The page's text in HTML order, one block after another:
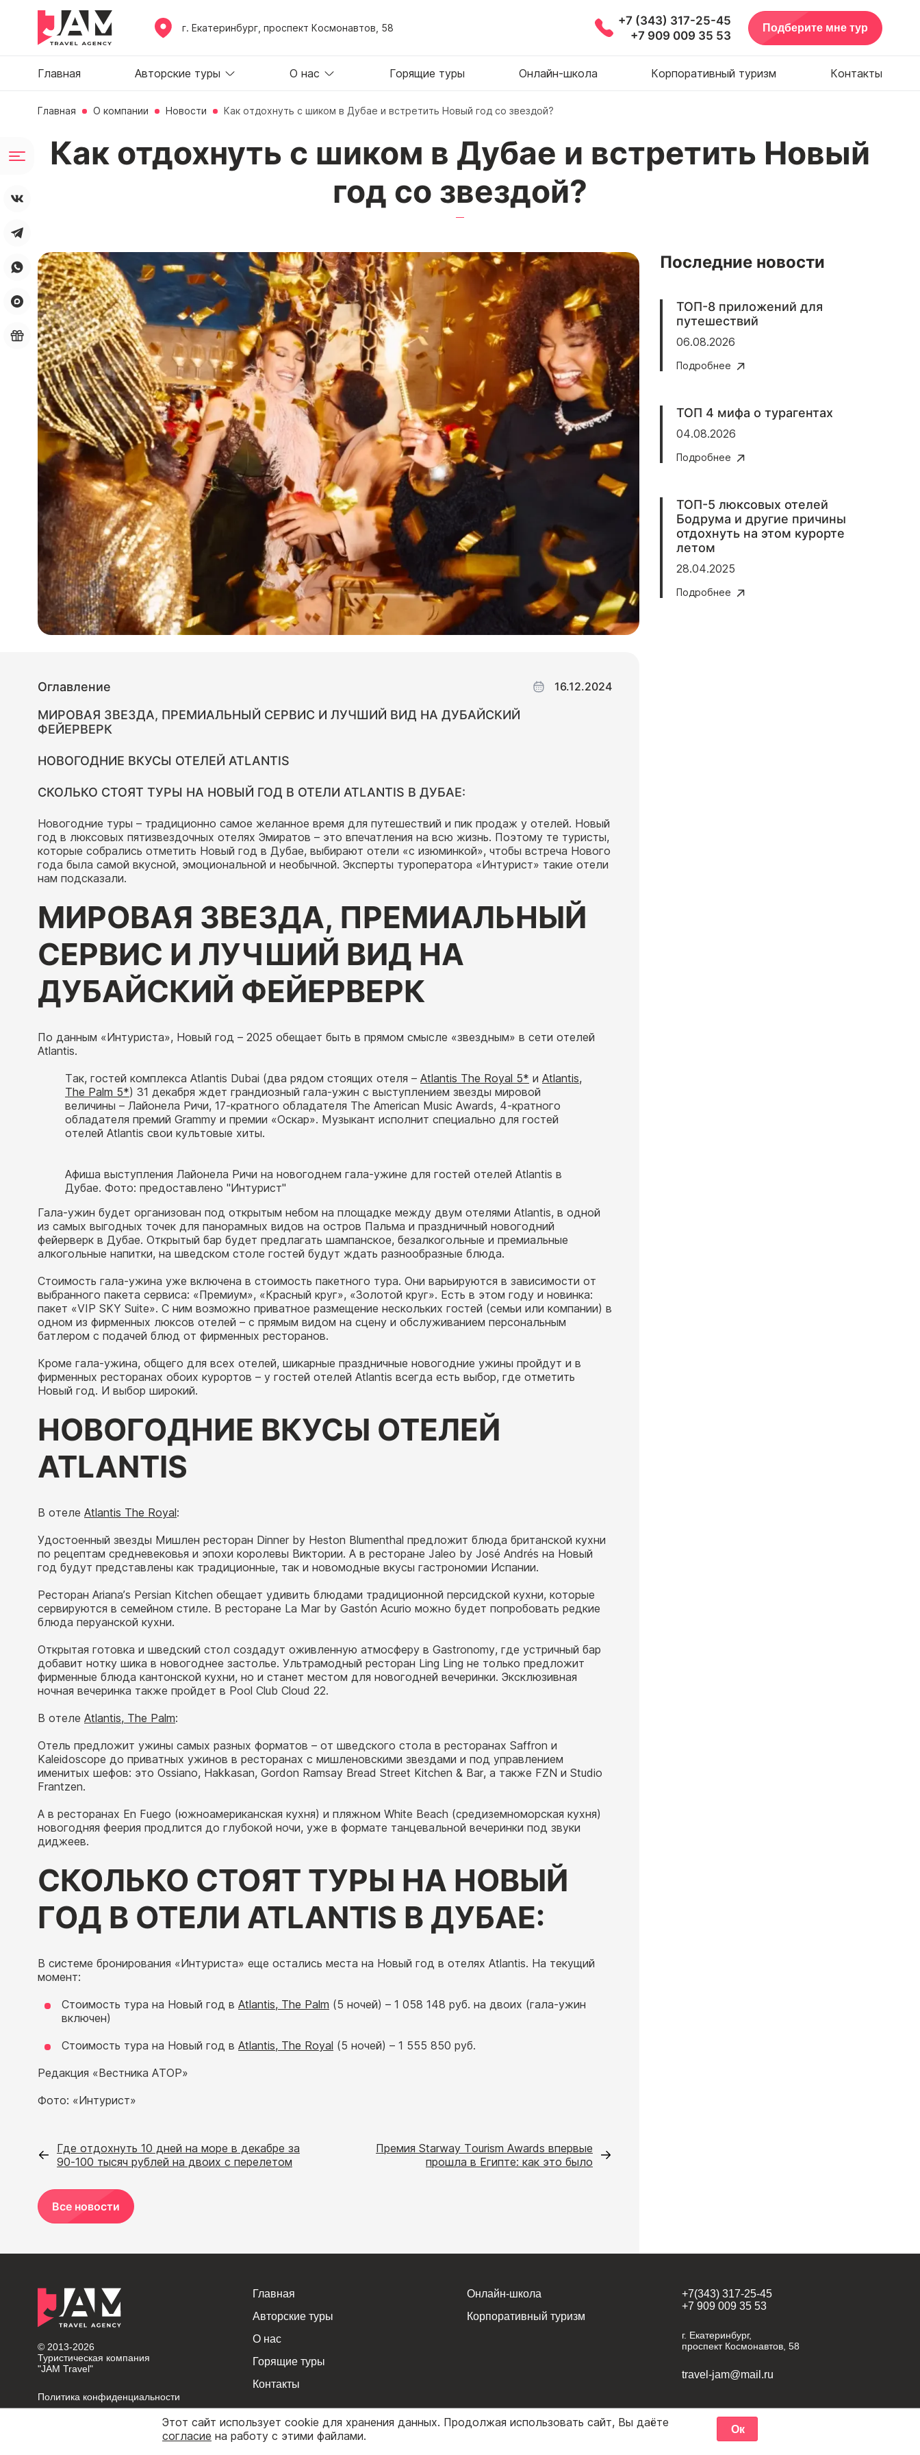
г. Екатеринбург, проспект Космонавтов, 58
+7 (343) 317-25-45
+7 909 009 35 53
Подберите мне тур
Главная Авторские туры О нас Горящие туры Онлайн-школа Корпоративный туризм Контакты
Главная О компании Новости Как отдохнуть с шиком в Дубае и встретить Новый год со звездой?
Как отдохнуть с шиком в Дубае и встретить Новый
год со звездой?
Оглавление
МИРОВАЯ ЗВЕЗДА, ПРЕМИАЛЬНЫЙ СЕРВИС И ЛУЧШИЙ ВИД НА ДУБАЙСКИЙ
ФЕЙЕРВЕРК
НОВОГОДНИЕ ВКУСЫ ОТЕЛЕЙ ATLANTIS
СКОЛЬКО СТОЯТ ТУРЫ НА НОВЫЙ ГОД В ОТЕЛИ ATLANTIS В ДУБАЕ:
16.12.2024
Новогодние туры – традиционно самое желанное время для путешествий и пик продаж у отелей. Новый
год в люксовых пятизвездочных отелях Эмиратов – это впечатления на всю жизнь. Поэтому те туристы,
которые собрались отметить Новый год в Дубае, выбирают отели «с изюминкой», чтобы встреча Нового
года была самой вкусной, эмоциональной и необычной. Эксперты туроператора «Интурист» такие отели
нам подсказали.
МИРОВАЯ ЗВЕЗДА, ПРЕМИАЛЬНЫЙ
СЕРВИС И ЛУЧШИЙ ВИД НА
ДУБАЙСКИЙ ФЕЙЕРВЕРК
По данным «Интуриста», Новый год – 2025 обещает быть в прямом смысле «звездным» в сети отелей
Atlantis.
Так, гостей комплекса Atlantis Dubai (два рядом стоящих отеля – Atlantis The Royal 5* и Atlantis,
The Palm 5*) 31 декабря ждет грандиозный гала-ужин с выступлением звезды мировой
величины – Лайонела Ричи, 17-кратного обладателя The American Music Awards, 4-кратного
обладателя премий Grammy и премии «Оскар». Музыкант исполнит специально для гостей
отелей Atlantis свои культовые хиты.
Афиша выступления Лайонела Ричи на новогоднем гала-ужине для гостей отелей Atlantis в
Дубае. Фото: предоставлено "Интурист"
Гала-ужин будет организован под открытым небом на площадке между двум отелями Atlantis, в одной
из самых выгодных точек для панорамных видов на остров Пальма и праздничный новогодний
фейерверк в Дубае. Открытый бар будет предлагать шампанское, безалкогольные и премиальные
алкогольные напитки, на шведском столе гостей будут ждать разнообразные блюда.
Стоимость гала-ужина уже включена в стоимость пакетного тура. Они варьируются в зависимости от
выбранного пакета сервиса: «Премиум», «Красный круг», «Золотой круг». Есть в этом году и новинка:
пакет «VIP SKY Suite». С ним возможно приватное размещение нескольких гостей (семьи или компании) в
одном из фирменных люксов отелей – с прямым видом на сцену и обслуживанием персональным
батлером с подачей блюд от фирменных ресторанов.
Кроме гала-ужина, общего для всех отелей, шикарные праздничные новогодние ужины пройдут и в
фирменных ресторанах обоих курортов – у гостей отелей Atlantis всегда есть выбор, где отметить
Новый год. И выбор широкий.
НОВОГОДНИЕ ВКУСЫ ОТЕЛЕЙ
ATLANTIS
В отеле Atlantis The Royal:
Удостоенный звезды Мишлен ресторан Dinner by Heston Blumenthal предложит блюда британской кухни
по рецептам средневековья и эпохи королевы Виктории. А в ресторане Jaleo by José Andrés на Новый
год будут представлены как традиционные, так и новомодные вкусы гастрономии Испании.
Ресторан Ariana’s Persian Kitchen обещает удивить блюдами традиционной персидской кухни, которые
сервируются в семейном стиле. В ресторане La Mar by Gastón Acurio можно будет попробовать редкие
блюда перуанской кухни.
Открытая готовка и шведский стол создадут оживленную атмосферу в Gastronomy, где устричный бар
добавит нотку шика в новогоднее застолье. Ультрамодный ресторан Ling Ling не только предложит
фирменные блюда кантонской кухни, но и станет местом для новогодней вечеринки. Эксклюзивная
ночная вечеринка также пройдет в Pool Club Cloud 22.
В отеле Atlantis, The Palm:
Отель предложит ужины самых разных форматов – от шведского стола в ресторанах Saffron и
Kaleidoscope до приватных ужинов в ресторанах с мишленовскими звездами и под управлением
именитых шефов: это Ossiano, Hakkasan, Gordon Ramsay Bread Street Kitchen & Bar, а также FZN и Studio
Frantzen.
А в ресторанах En Fuego (южноамериканская кухня) и пляжном White Beach (средиземноморская кухня)
новогодняя феерия продлится до глубокой ночи, уже в формате танцевальной вечеринки под звуки
диджеев.
СКОЛЬКО СТОЯТ ТУРЫ НА НОВЫЙ
ГОД В ОТЕЛИ ATLANTIS В ДУБАЕ:
В системе бронирования «Интуриста» еще остались места на Новый год в отелях Atlantis. На текущий
момент:
Стоимость тура на Новый год в Atlantis, The Palm (5 ночей) – 1 058 148 руб. на двоих (гала-ужин
включен)
Стоимость тура на Новый год в Atlantis, The Royal (5 ночей) – 1 555 850 руб.
Редакция «Вестника АТОР»
Фото: «Интурист»
Где отдохнуть 10 дней на море в декабре за
90-100 тысяч рублей на двоих с перелетом
Премия Starway Tourism Awards впервые
прошла в Египте: как это было
Все новости
Последние новости
ТОП-8 приложений для
путешествий
06.08.2026
Подробнее
ТОП 4 мифа о турагентах
04.08.2026
Подробнее
ТОП-5 люксовых отелей
Бодрума и другие причины
отдохнуть на этом курорте
летом
28.04.2025
Подробнее
© 2013-2026
Туристическая компания
"JAM Travel"
Политика конфиденциальности
Карта сайта
Главная
Авторские туры
О нас
Горящие туры
Контакты
Онлайн-школа
Корпоративный туризм
+7(343) 317-25-45
+7 909 009 35 53
г. Екатеринбург,
проспект Космонавтов, 58
travel-jam@mail.ru
Этот сайт использует cookie для хранения данных. Продолжая использовать сайт, Вы даёте
согласие на работу с этими файлами. Ок